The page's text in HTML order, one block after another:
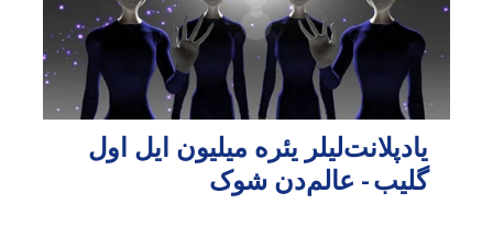
یادپلانت‌لیلر یئره میلیون ایل اول
گلیب - عالم‌دن شوک